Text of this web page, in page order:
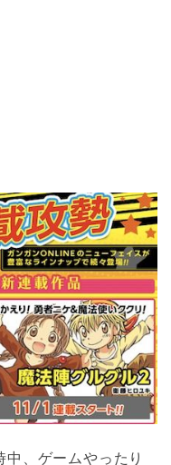
、ゲームやったり